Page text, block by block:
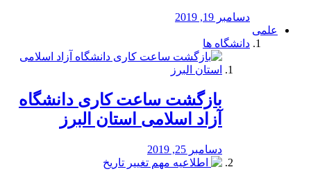
دسامبر 19, 2019
علمی
دانشگاه ها
بازگشت ساعت کاری دانشگاه
آزاد اسلامی استان البرز
دسامبر 25, 2019